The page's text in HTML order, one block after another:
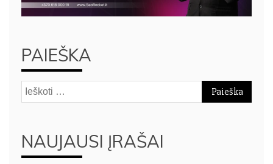
PAIEŠKA
Ieškoti:
NAUJAUSI ĮRAŠAI